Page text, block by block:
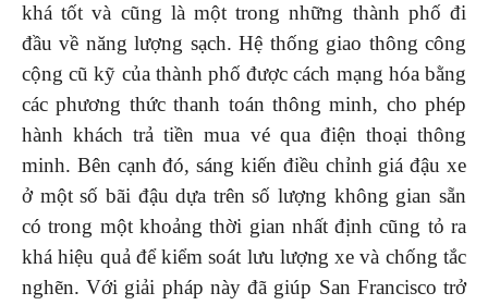
khá tốt và cũng là một trong những thành phố đi
đầu về năng lượng sạch. Hệ thống giao thông công
cộng cũ kỹ của thành phố được cách mạng hóa bằng
các phương thức thanh toán thông minh, cho phép
hành khách trả tiền mua vé qua điện thoại thông
minh. Bên cạnh đó, sáng kiến điều chỉnh giá đậu xe
ở một số bãi đậu dựa trên số lượng không gian sẵn
có trong một khoảng thời gian nhất định cũng tỏ ra
khá hiệu quả để kiểm soát lưu lượng xe và chống tắc
nghẽn. Với giải pháp này đã giúp San Francisco trở